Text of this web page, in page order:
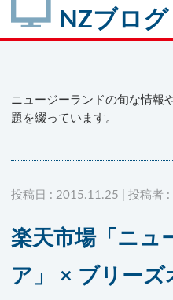
NZブログ
ニュージーランドの旬な情報
題を綴っています。
投稿日 : 2015.11.25 | 投稿者 :
楽天市場「ニュ
ア」 × ブリー